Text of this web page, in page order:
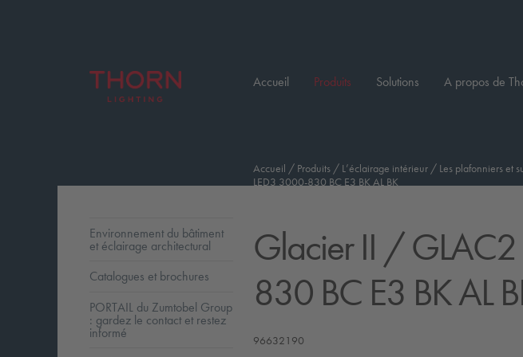
Accueil Produits Solutions A propos de
Accueil / Produits / L’éclairage intérieur / Les plafonniers et
LED3 3000-830 BC E3 BK AL BK
Glacier II / GLAC2
830 BC E3 BK AL
96632190
Environnement du bâtiment
et éclairage architectural
Catalogues et brochures
PORTAIL du Zumtobel Group
: gardez le contact et restez
informé